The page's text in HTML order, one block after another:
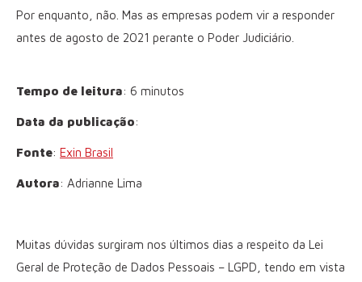
Por enquanto, não. Mas as empresas podem vir a responder
antes de agosto de 2021 perante o Poder Judiciário.
Tempo de leitura: 6 minutos
Data da publicação:
Fonte: Exin Brasil
Autora: Adrianne Lima
Muitas dúvidas surgiram nos últimos dias a respeito da Lei
Geral de Proteção de Dados Pessoais – LGPD, tendo em vista